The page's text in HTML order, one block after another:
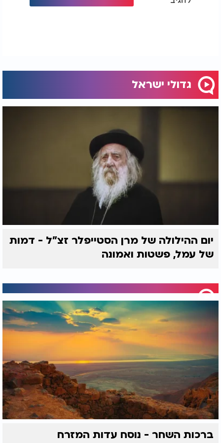
בשנת ה'תש"ו (1946) בתו חנה שעלתה ארצה, עשתה
שכונת מוסררה.
מקום קבורתו
בי' אדר ב', שנת ה'תשי"ז (1957), עלתה נשמתו הקדושה
אמר:"חסד וצדקה עשה עמנו מצות ה'
היא מצות תפילין כתר ועטרה. אשר נשתמש בה
עוטה כשלמה אורה להשתמש בשרביטו של מלך
בקדושה ובטהרה בזריזות ונקיות ומחשבה טובה זכה
גם בדיבור ומעשה בשפה ברורה. אשר בחר בנו
מכל אומה זרה. והעלנו מטומאה לטהרה..."
זכותו תגן עלינו אמן
גדולי ישראל
יום ההילולה של מרן הסטייפלר זצ"ל - דמות
של עמל, פשטות ואמונה
ברכות השחר - נוסח עדות המזרח